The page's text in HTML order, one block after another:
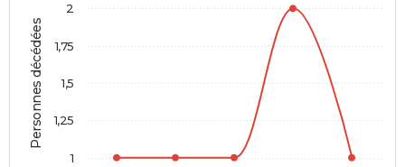
Personnes décédées
1
1,25
1,5
1,75
2